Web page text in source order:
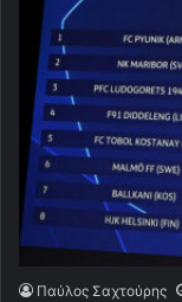
Παύλος Σαχτούρης